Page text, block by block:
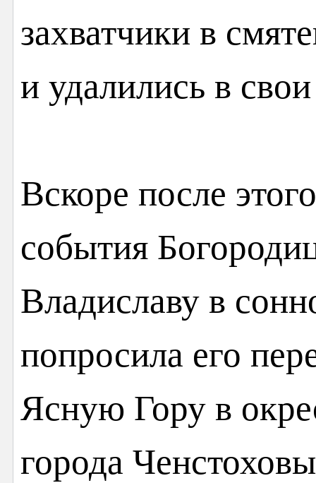
захватчики в
и удалились в
Вскоре после
события
Владиславу в
попросила его
Ясную Гору в
города